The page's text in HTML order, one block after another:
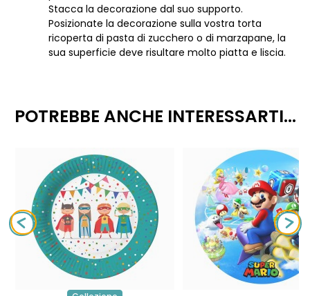
Stacca la decorazione dal suo supporto.
Posizionate la decorazione sulla vostra torta
ricoperta di pasta di zucchero o di marzapane, la
sua superficie deve risultare molto piatta e liscia.
POTREBBE ANCHE INTERESSARTI...